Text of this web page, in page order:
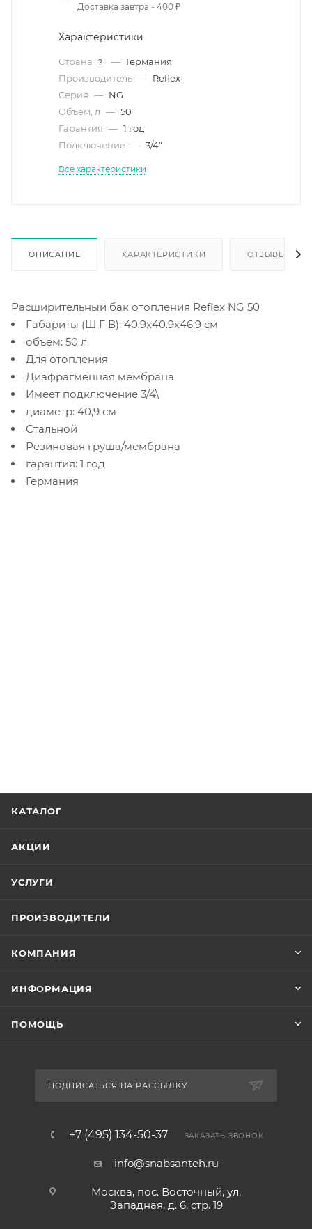
Доставка завтра - 400 ₽
Характеристики
Страна ? — Германия
Производитель — Reflex
Серия — NG
Объем, л — 50
Гарантия — 1 год
Подключение — 3/4"
Все характеристики
ОПИСАНИЕ ХАРАКТЕРИСТИКИ ОТЗЫВЫ
Расширительный бак отопления Reflex NG 50
Габариты (Ш Г В): 40.9x40.9x46.9 см
объем: 50 л
Для отопления
Диафрагменная мембрана
Имеет подключение 3/4\
диаметр: 40,9 см
Стальной
Резиновая груша/мембрана
гарантия: 1 год
Германия
КАТАЛОГ
АКЦИИ
УСЛУГИ
ПРОИЗВОДИТЕЛИ
КОМПАНИЯ
ИНФОРМАЦИЯ
ПОМОЩЬ
ПОДПИСАТЬСЯ НА РАССЫЛКУ
+7 (495) 134-50-37 ЗАКАЗАТЬ ЗВОНОК
info@snabsanteh.ru
Москва, пос. Восточный, ул.
Западная, д. 6, стр. 19